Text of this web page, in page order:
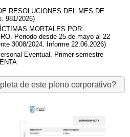
RESOLUCIONES DEL MES DE
981/2026)
MORTALES POR
Periodo desde 25 de mayo al 22
3008/2024. Informe 22.06.2026)
Eventual. Primer semestre
de este pleno corporativo?